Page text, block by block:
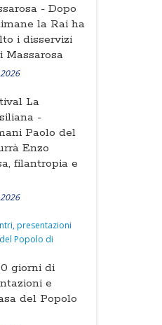
- Dopo
la Rai ha
i disservizi
Massarosa
La
-
Paolo del
Enzo
filantropia e
giorni di
e
del Popolo